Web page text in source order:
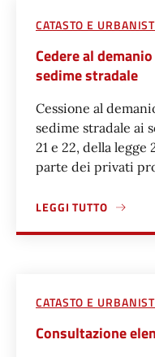
CATASTO E
Cedere al
sedime stradale
Cessione al
sedime stradale ai
21 e 22, della legge
parte dei privati
LEGGI TUTTO
A PROPOSITO DI
CATASTO E
Consultazione